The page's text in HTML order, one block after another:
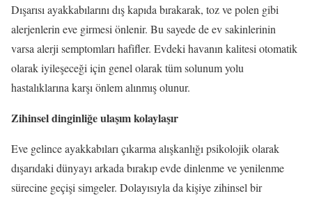
Dışarısı ayakkabılarını dış kapıda bırakarak, toz ve polen gibi
alerjenlerin eve girmesi önlenir. Bu sayede de ev sakinlerinin
varsa alerji semptomları hafifler. Evdeki havanın kalitesi otomatik
olarak iyileşeceği için genel olarak tüm solunum yolu
hastalıklarına karşı önlem alınmış olunur.
Zihinsel dinginliğe ulaşım kolaylaşır
Eve gelince ayakkabıları çıkarma alışkanlığı psikolojik olarak
dışarıdaki dünyayı arkada bırakıp evde dinlenme ve yenilenme
sürecine geçişi simgeler. Dolayısıyla da kişiye zihinsel bir